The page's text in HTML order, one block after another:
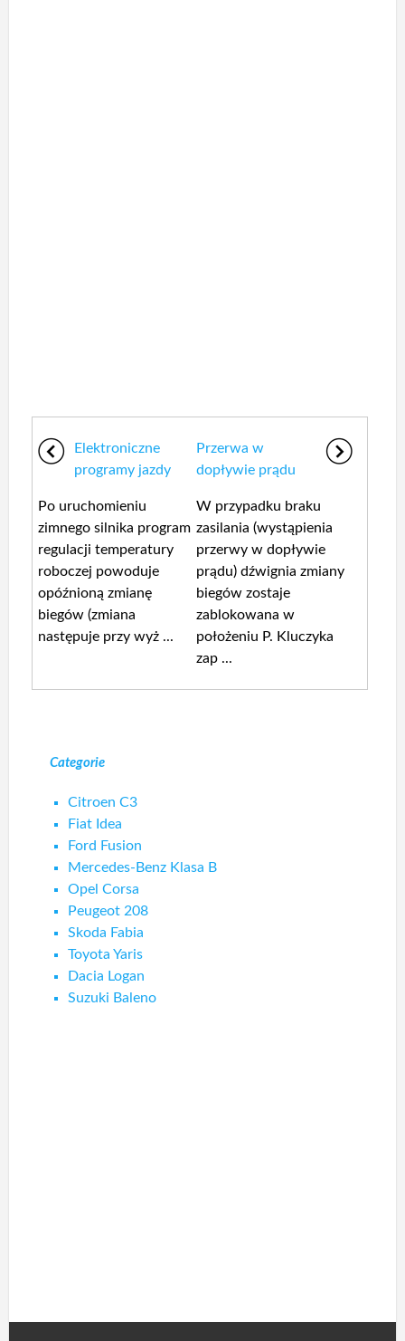
Elektroniczne
programy jazdy
Po uruchomieniu
zimnego silnika program
regulacji temperatury
roboczej powoduje
opóźnioną zmianę
biegów (zmiana
następuje przy wyż ...
Przerwa w
dopływie prądu
W przypadku braku
zasilania (wystąpienia
przerwy w dopływie
prądu) dźwignia zmiany
biegów zostaje
zablokowana w
położeniu P. Kluczyka
zap ...
Categorie
Citroen C3
Fiat Idea
Ford Fusion
Mercedes-Benz Klasa B
Opel Corsa
Peugeot 208
Skoda Fabia
Toyota Yaris
Dacia Logan
Suzuki Baleno